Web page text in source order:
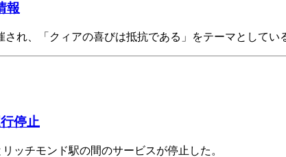
報
れ、「クィアの喜びは抵抗である」をテーマとしてい
停止
ッチモンド駅の間のサービスが停止した。